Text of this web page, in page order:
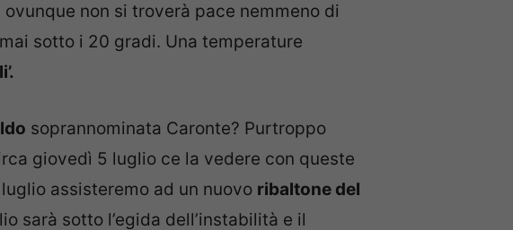
non si troverà pace nemmeno di
sotto i 20 gradi. Una temperature
soprannominata Caronte? Purtroppo
giovedì 5 luglio ce la vedere con queste
assisteremo ad un nuovo ribaltone del
sarà sotto l’egida dell’instabilità e il